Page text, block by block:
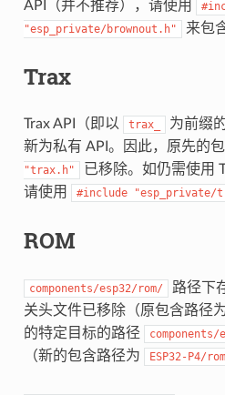
API（并不推荐），请使用
"esp_private/brownout.h"
来包
Trax
Trax API（即以 trax_
为前缀
新为私有 API。因此，原先的
"trax.h"
已移除。如仍需使用
请使用
#include "esp_private/
ROM
components/esp32/rom/
路径下
关头文件已移除（原包含路径
的特定目标的路径
（新的包含路径为 ESP32-P4/